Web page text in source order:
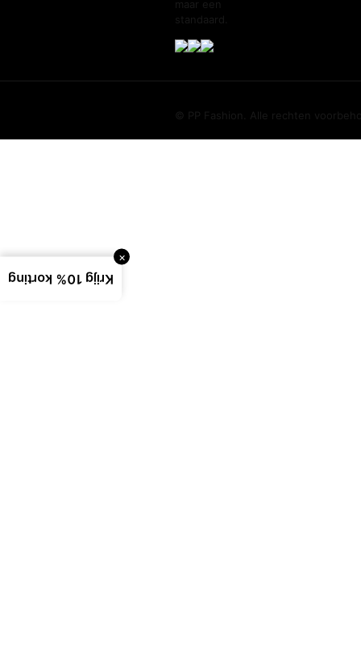
maar een
standaard.
© PP Fashion. Alle rechten
Krijg 10% korting
×